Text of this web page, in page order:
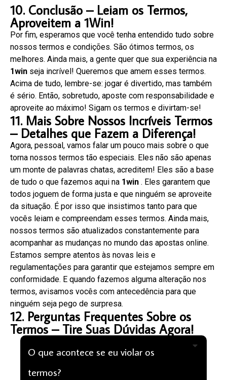
10. Conclusão – Leiam os Termos,
Aproveitem a 1Win!
Por fim, esperamos que você tenha entendido tudo sobre
nossos termos e condições. São ótimos termos, os
melhores. Ainda mais, a gente quer que sua experiência na
1win seja incrível! Queremos que amem esses termos.
Acima de tudo, lembre-se: jogar é divertido, mas também
é sério. Então, sobretudo, aposte com responsabilidade e
aproveite ao máximo! Sigam os termos e divirtam-se!
11. Mais Sobre Nossos Incríveis Termos
– Detalhes que Fazem a Diferença!
Agora, pessoal, vamos falar um pouco mais sobre o que
torna nossos termos tão especiais. Eles não são apenas
um monte de palavras chatas, acreditem! Eles são a base
de tudo o que fazemos aqui na 1win . Eles garantem que
todos joguem de forma justa e que ninguém se aproveite
da situação. É por isso que insistimos tanto para que
vocês leiam e compreendam esses termos. Ainda mais,
nossos termos são atualizados constantemente para
acompanhar as mudanças no mundo das apostas online.
Estamos sempre atentos às novas leis e
regulamentações para garantir que estejamos sempre em
conformidade. E quando fazemos alguma alteração nos
termos, avisamos vocês com antecedência para que
ninguém seja pego de surpresa.
12. Perguntas Frequentes Sobre os
Termos – Tire Suas Dúvidas Agora!
O que acontece se eu violar os
termos?